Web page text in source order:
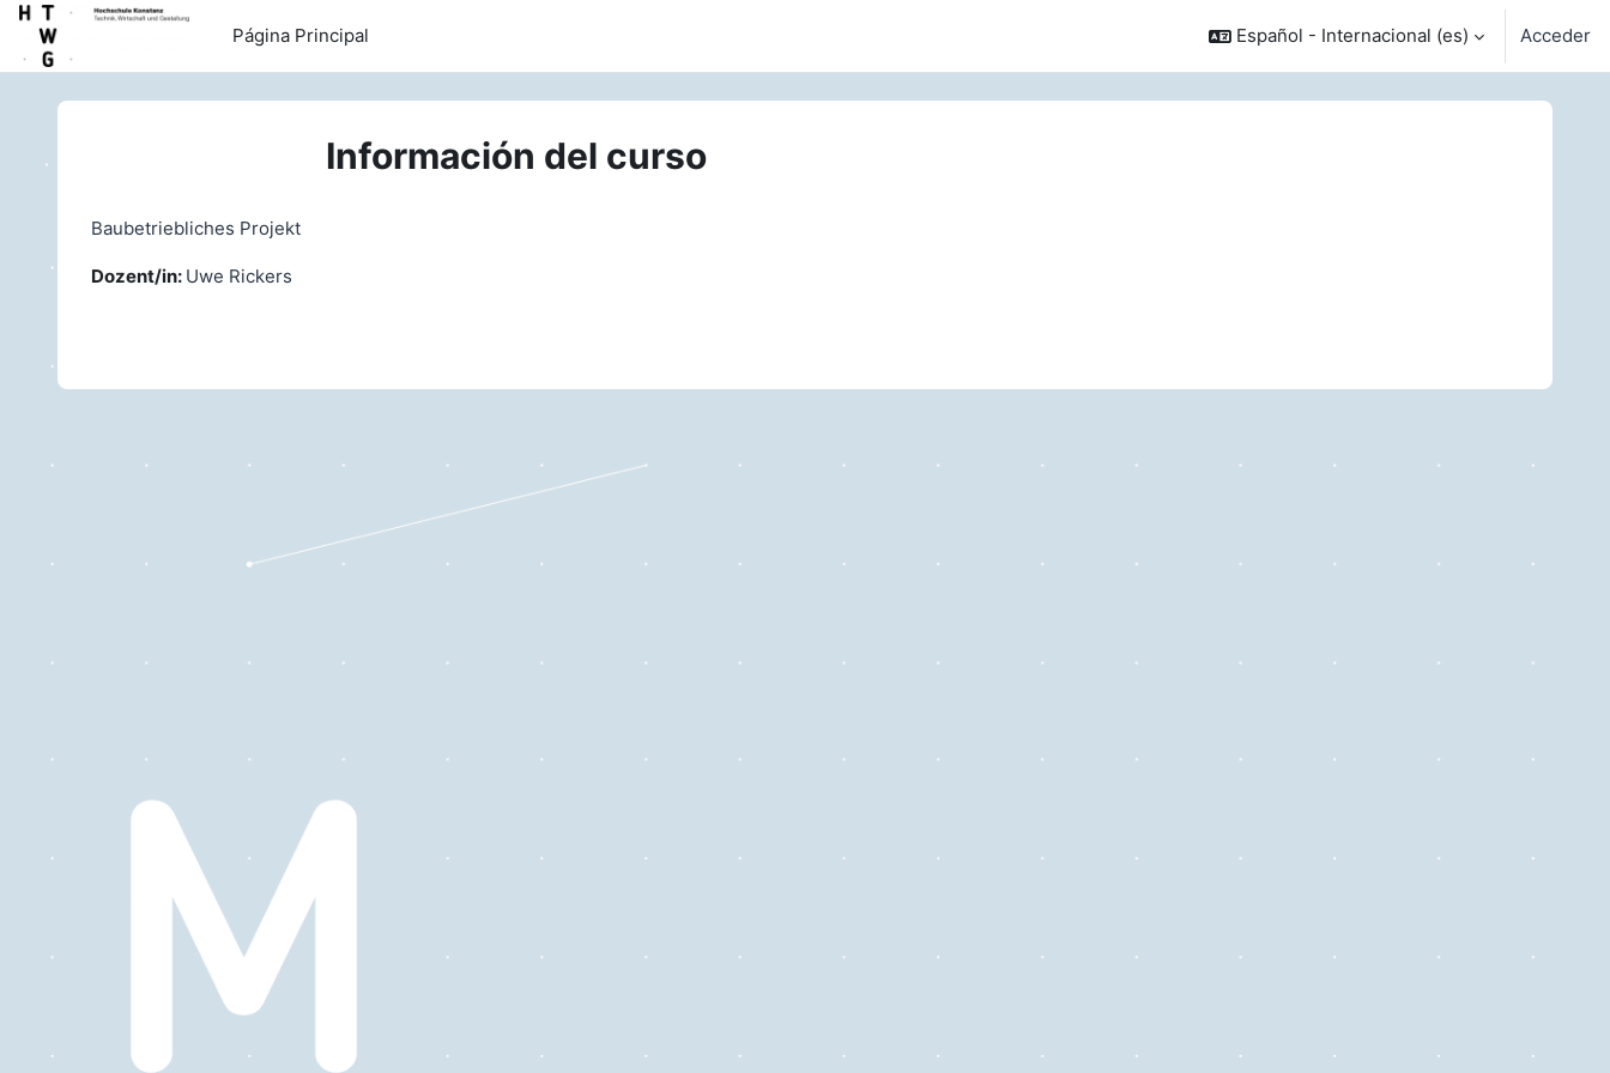
Salta al contenido principal
Página Principal
Español - Internacional ‎(es)‎ Acceder
Información del curso
Baubetriebliches Projekt
Dozent/in: Uwe Rickers